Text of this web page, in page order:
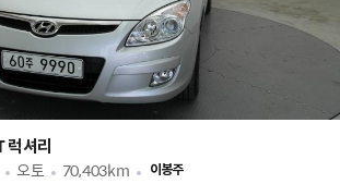
셔리
오토 70,403km 이봉주